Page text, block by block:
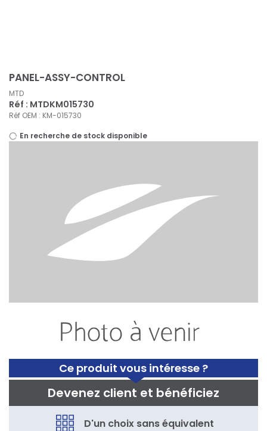
Ce produit vous intéresse ?
Devenez client et bénéficiez
D'un choix sans équivalent
PANEL-ASSY-CONTROL
MTD
Réf : MTDKM015730
Réf OEM : KM-015730
En recherche de stock disponible